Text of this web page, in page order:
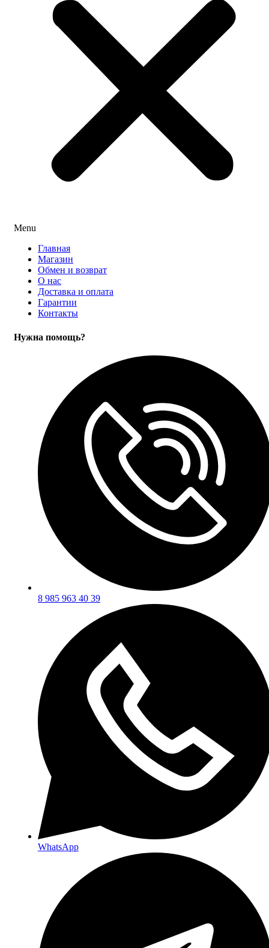
Menu
Главная
Магазин
Обмен и возврат
О нас
Доставка и оплата
Гарантии
Контакты
Нужна помощь?
8 985 963 40 39
WhatsApp